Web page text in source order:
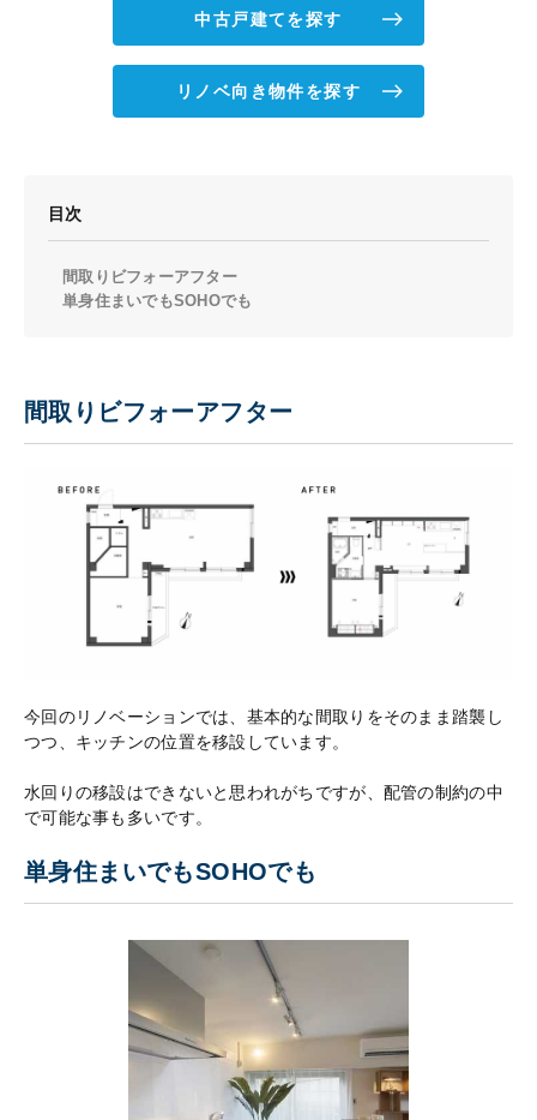
中古戸建てを探す
リノベ向き物件を探す
目次
間取りビフォーアフター
単身住まいでもSOHOでも
間取りビフォーアフター
今回のリノベーションでは、基本的な間取りをそのまま踏襲し
つつ、キッチンの位置を移設しています。
水回りの移設はできないと思われがちですが、配管の制約の中
で可能な事も多いです。
単身住まいでもSOHOでも